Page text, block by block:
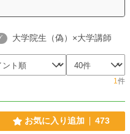
大学院生（偽）×大学講師
1件
お気に入り追加 473